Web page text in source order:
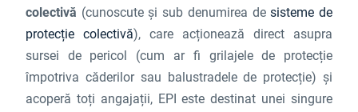
colectivă (cunoscute și sub denumirea desisteme de
protecție colectivă), care acționează direct asupra
sursei de pericol (cum ar fi grilajele de protecție
împotriva căderilor sau balustradele de protecție) și
acoperă toți angajații, EPI este destinat unei singure